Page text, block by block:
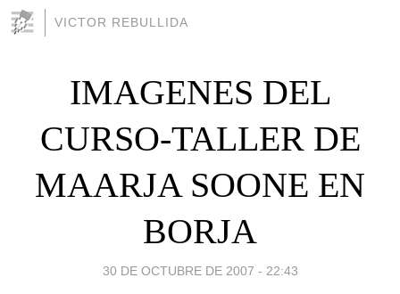
VICTOR REBULLIDA
IMAGENES DEL
CURSO-TALLER DE
MAARJA SOONE EN
BORJA
30 DE OCTUBRE DE 2007 - 22:43